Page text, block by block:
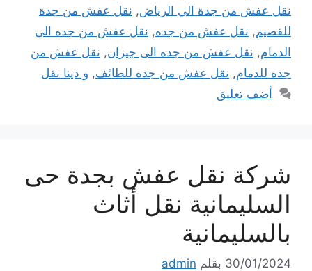
نقل عفش من جدة الي الرياض, نقل عفش من جدة
للقصيم, نقل عفش من جده, نقل عفش من جده الى
الدمام, نقل عفش من جده الى جيزان, نقل عفش من
جده للدمام, نقل عفش من جده للطائف, و دينا نقل
أضف تعليق
شركة نقل عفش بجدة حى
السليمانية نقل أثاث
بالسليمانية
30/01/2024 بقلم admin